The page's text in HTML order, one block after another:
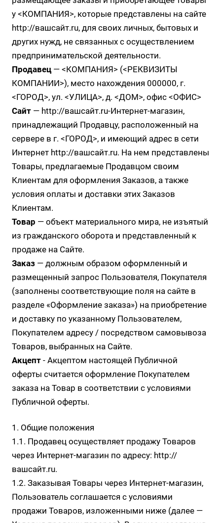
у <КОМПАНИЯ>, которые представлены на сайте
http://вашсайт.ru, для своих личных, бытовых и
других нужд, не связанных с осуществлением
предпринимательской деятельности.
Продавец — <КОМПАНИЯ> (<РЕКВИЗИТЫ
КОМПАНИИ>), место нахождения 000000, г.
<ГОРОД>, ул. <УЛИЦА>, д. <ДОМ>, офис <ОФИС>
Сайт — http://вашсайт.ru-Интернет-магазин,
принадлежащий Продавцу, расположенный на
сервере в г. <ГОРОД>, и имеющий адрес в сети
Интернет http://вашсайт.ru. На нем представлены
Товары, предлагаемые Продавцом своим
Клиентам для оформления Заказов, а также
условия оплаты и доставки этих Заказов
Клиентам.
Товар — объект материального мира, не изъятый
из гражданского оборота и представленный к
продаже на Сайте.
Заказ — должным образом оформленный и
размещенный запрос Пользователя, Покупателя
(заполнены соответствующие поля на сайте в
разделе «Оформление заказа») на приобретение
и доставку по указанному Пользователем,
Покупателем адресу / посредством самовывоза
Товаров, выбранных на Сайте.
Акцепт - Акцептом настоящей Публичной
оферты считается оформление Покупателем
заказа на Товар в соответствии с условиями
Публичной оферты.
1. Общие положения
1.1. Продавец осуществляет продажу Товаров
через Интернет-магазин по адресу: http://
вашсайт.ru.
1.2. Заказывая Товары через Интернет-магазин,
Пользователь соглашается с условиями
продажи Товаров, изложенными ниже (далее —